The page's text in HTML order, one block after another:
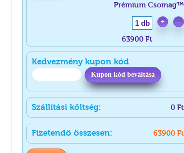
Prémium Csomag™
-
+
1 db
63900 Ft
Kedvezmény kupon kód
Kupon kód beváltása
Szállítási költség: 0 Ft
Fizetendő összesen: 63900 Ft